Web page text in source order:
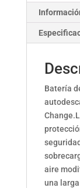
Batería
aire
una